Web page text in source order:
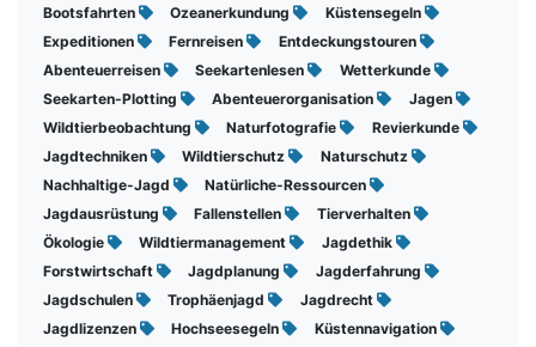
Bootsfahrten
Ozeanerkundung
Küstensegeln
Expeditionen
Fernreisen
Entdeckungstouren
Abenteuerreisen
Seekartenlesen
Wetterkunde
Seekarten-Plotting
Abenteuerorganisation
Jagen
Wildtierbeobachtung
Naturfotografie
Revierkunde
Jagdtechniken
Wildtierschutz
Naturschutz
Nachhaltige-Jagd
Natürliche-Ressourcen
Jagdausrüstung
Fallenstellen
Tierverhalten
Ökologie
Wildtiermanagement
Jagdethik
Forstwirtschaft
Jagdplanung
Jagderfahrung
Jagdschulen
Trophäenjagd
Jagdrecht
Jagdlizenzen
Hochseesegeln
Küstennavigation